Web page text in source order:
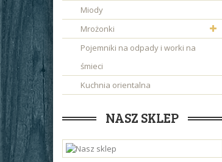
Miody
Mrożonki
Pojemniki na odpady i worki na
śmieci
Kuchnia orientalna
NASZ SKLEP